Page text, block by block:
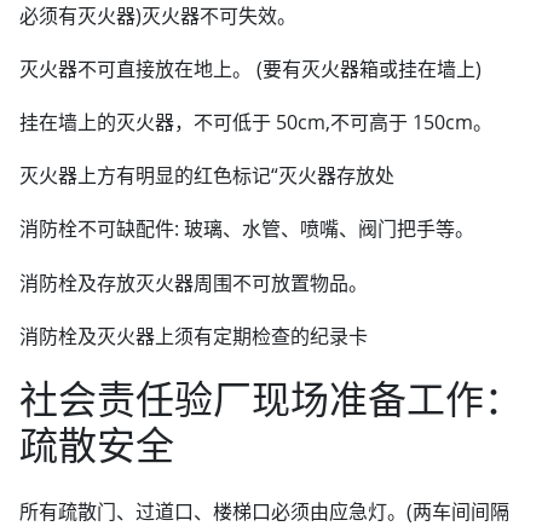
必须有灭火器)灭火器不可失效。
灭火器不可直接放在地上。 (要有灭火器箱或挂在墙上)
挂在墙上的灭火器，不可低于 50cm,不可高于 150cm。
灭火器上方有明显的红色标记“灭火器存放处
消防栓不可缺配件: 玻璃、水管、喷嘴、阀门把手等。
消防栓及存放灭火器周围不可放置物品。
消防栓及灭火器上须有定期检查的纪录卡
社会责任验厂现场准备工作：
疏散安全
所有疏散门、过道口、楼梯口必须由应急灯。(两车间间隔